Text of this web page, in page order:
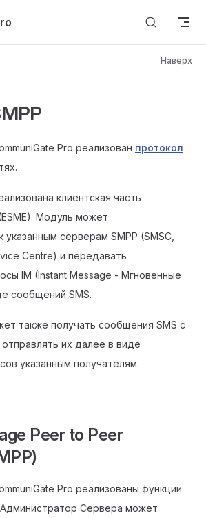
Наверх
Pro реализован протокол
клиентская часть
Модуль может
серверам SMPP (SMSC,
Centre) и передавать
IM (Instant Message - Мгновенные
сообщений SMS.
также получать сообщения SMS с
их далее в виде
указанным получателям.
Peer to Peer
Pro реализованы функции
Администратор Сервера может